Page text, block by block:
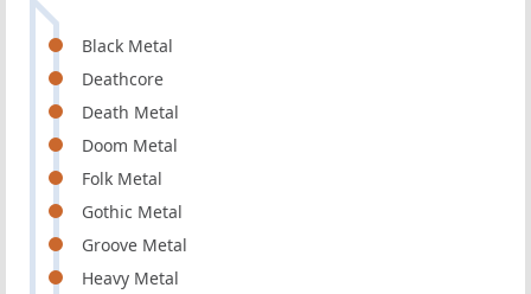
Black Metal
Deathcore
Death Metal
Doom Metal
Folk Metal
Gothic Metal
Groove Metal
Heavy Metal